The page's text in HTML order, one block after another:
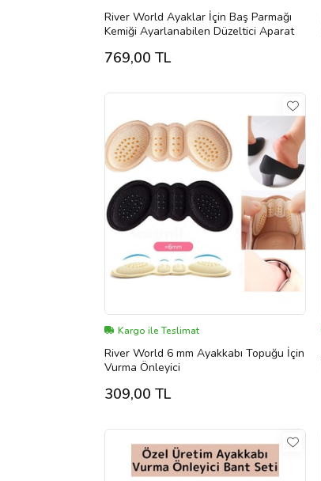
River World Ayaklar İçin Baş Parmağı
Kemiği Ayarlanabilen Düzeltici Aparat
769,00 TL
Kargo ile Teslimat
River World 6 mm Ayakkabı Topuğu İçin
Vurma Önleyici
309,00 TL